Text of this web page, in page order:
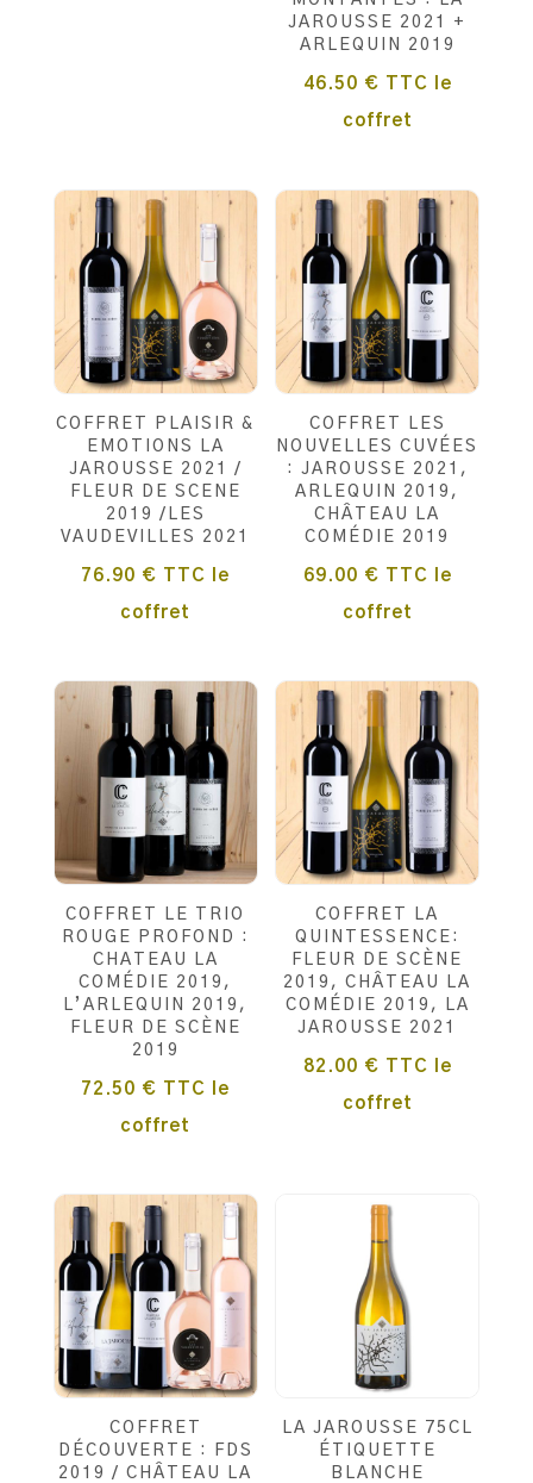
JAROUSSE 2021 +
ARLEQUIN 2019
46.50 € TTC le
coffret
COFFRET PLAISIR &
EMOTIONS LA
JAROUSSE 2021 /
FLEUR DE SCENE
2019 /LES
VAUDEVILLES 2021
76.90 € TTC le
coffret
COFFRET LES
NOUVELLES CUVÉES
: JAROUSSE 2021,
ARLEQUIN 2019,
CHÂTEAU LA
COMÉDIE 2019
69.00 € TTC le
coffret
COFFRET LE TRIO
ROUGE PROFOND :
CHATEAU LA
COMÉDIE 2019,
L’ARLEQUIN 2019,
FLEUR DE SCÈNE
2019
72.50 € TTC le
coffret
COFFRET LA
QUINTESSENCE:
FLEUR DE SCÈNE
2019, CHÂTEAU LA
COMÉDIE 2019, LA
JAROUSSE 2021
82.00 € TTC le
coffret
COFFRET
DÉCOUVERTE : FDS
2019 / CHÂTEAU LA
LA JAROUSSE 75CL
ÉTIQUETTE
BLANCHE